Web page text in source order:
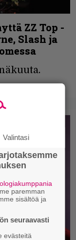
ZZ Top -
Slash ja
Valintasi
paremman
sisältöä ja
seuraavasti
evästeitä